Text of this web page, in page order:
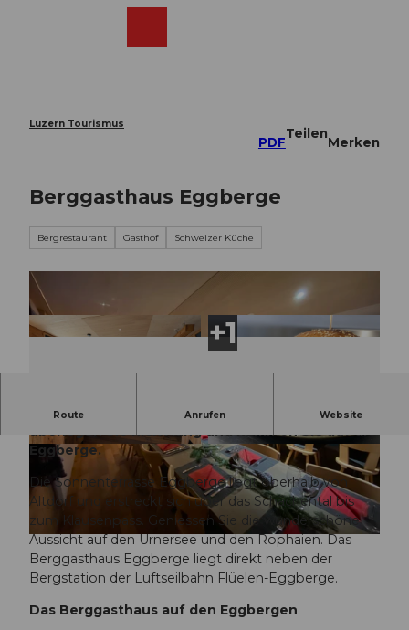
Luzern Tourismus
PDF
Teilen
Merken
Berggasthaus Eggberge
Bergrestaurant Gasthof Schweizer Küche
E
g
g
e
B
r
g
g
a
s
t
h
E
g
g
b
e
r
g
e
B
Route Anrufen Website
Wenn es heisst «unten grau, oben blau», dann
überlegen Sie nicht lang und kommen Sie auf die
Eggberge.
Die Sonnenterrasse Eggberge liegt oberhalb von
Altdorf und erstreckt sich über das Schächental bis
zum Klausenpass. Geniessen Sie die wunderschöne
Aussicht auf den Urnersee und den Rophaien. Das
Berggasthaus Eggberge liegt direkt neben der
Bergstation der Luftseilbahn Flüelen-Eggberge.
Das Berggasthaus auf den Eggbergen